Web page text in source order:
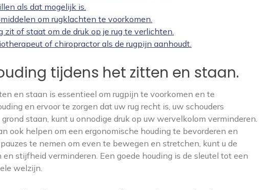
als dat mogelijk is.
om rugklachten te voorkomen.
zit of staat om de druk op je rug te verlichten.
of chiropractor als de rugpijn aanhoudt.
tijdens het zitten en staan.
en staan is essentieel om rugpijn te voorkomen en te
en ervoor te zorgen dat uw rug recht is, uw schouders
staan, kunt u onnodige druk op uw wervelkolom verminderen.
ook helpen om een ergonomische houding te bevorderen en
te nemen om even te bewegen en stretchen, kunt u de
stijfheid verminderen. Een goede houding is de sleutel tot een
welzijn.